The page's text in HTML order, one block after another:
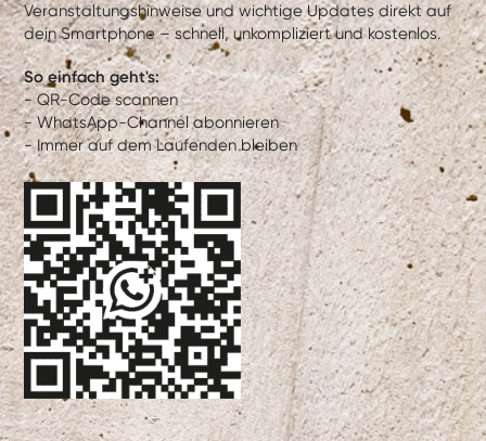
Veranstaltungshinweise und wichtige Updates direkt auf
dein Smartphone – schnell, unkompliziert und kostenlos.
So einfach geht's:
- QR-Code scannen
- WhatsApp-Channel abonnieren
- Immer auf dem Laufenden bleiben